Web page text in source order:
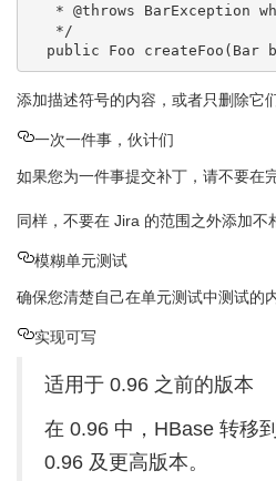
添加描述符号的内容，或者只删除它
一次一件事，伙计们
如果您为一件事提交补丁，请不要在
同样，不要在 Jira 的范围之外添加不
模糊单元测试
确保您清楚自己在单元测试中测试的
实现可写
适用于 0.96 之前的版本
在 0.96 中，HBase 转移
0.96 及更高版本。